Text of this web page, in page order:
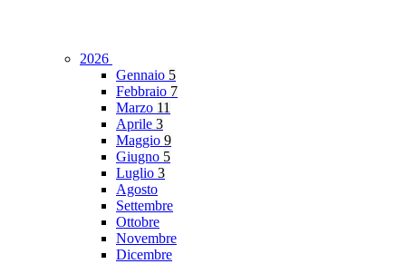
2026
Gennaio 5
Febbraio 7
Marzo 11
Aprile 3
Maggio 9
Giugno 5
Luglio 3
Agosto
Settembre
Ottobre
Novembre
Dicembre